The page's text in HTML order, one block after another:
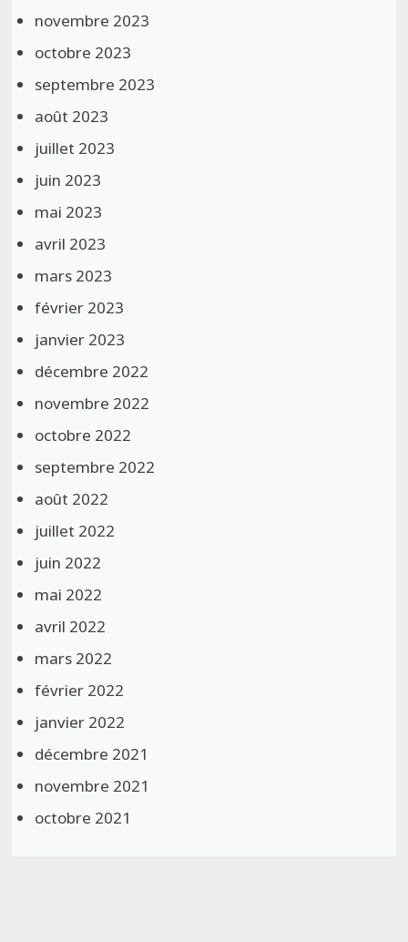
novembre 2023
octobre 2023
septembre 2023
août 2023
juillet 2023
juin 2023
mai 2023
avril 2023
mars 2023
février 2023
janvier 2023
décembre 2022
novembre 2022
octobre 2022
septembre 2022
août 2022
juillet 2022
juin 2022
mai 2022
avril 2022
mars 2022
février 2022
janvier 2022
décembre 2021
novembre 2021
octobre 2021